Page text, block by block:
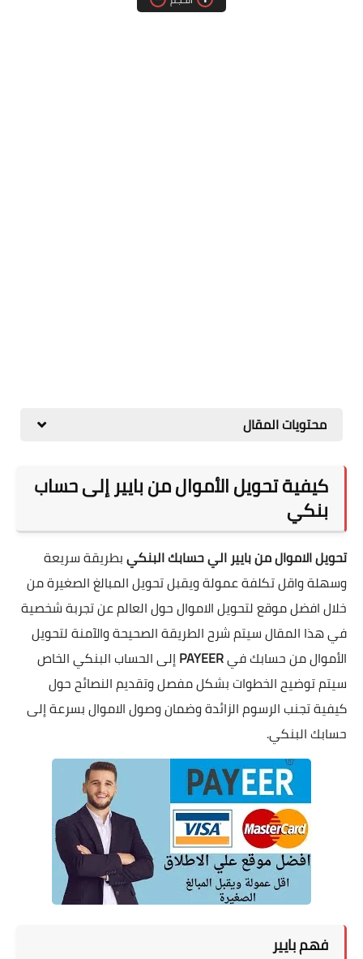
محتويات المقال
كيفية تحويل الأموال من بايير إلى حساب
بنكي
تحويل الاموال من بايير الي حسابك البنكيبطريقة سريعة
وسهلة واقل تكلفة عمولة ويقبل تحويل المبالغ الصغيرة من
خلال افضل موقع لتحويل الاموال حول العالم عن تجربة شخصية
في هذا المقال سيتم شرح الطريقة الصحيحة والآمنة لتحويل
الأموال من حسابك فيPAYEERإلى الحساب البنكي الخاص
سيتم توضيح الخطوات بشكل مفصل وتقديم النصائح حول
كيفية تجنب الرسوم الزائدة وضمان وصول الاموال بسرعة إلى
حسابك البنكي.
فهم بايير